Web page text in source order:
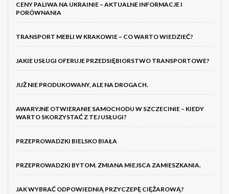
CENY PALIWA NA UKRAINIE – AKTUALNE INFORMACJE I
PORÓWNANIA
TRANSPORT MEBLI W KRAKOWIE – CO WARTO WIEDZIEĆ?
JAKIE USŁUGI OFERUJE PRZEDSIĘBIORSTWO TRANSPORTOWE?
JUŻ NIE PRODUKOWANY, ALE NA DROGACH.
AWARYJNE OTWIERANIE SAMOCHODU W SZCZECINIE – KIEDY
WARTO SKORZYSTAĆ Z TEJ USŁUGI?
PRZEPROWADZKI BIELSKO BIAŁA
PRZEPROWADZKI BYTOM. ZMIANA MIEJSCA ZAMIESZKANIA.
JAK WYBRAĆ ODPOWIEDNIĄ PRZYCZEPĘ CIĘŻAROWĄ?